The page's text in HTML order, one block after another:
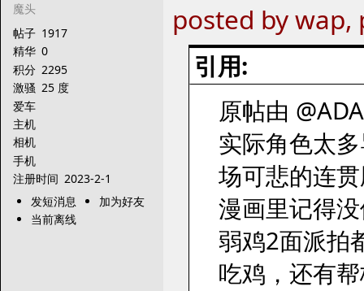
魔头
帖子 1917
精华 0
积分 2295
激骚 25 度
爱车
主机
相机
手机
注册时间 2023-2-1
发短消息
加为好友
当前离线
posted by
引用:
原帖由
实际角色太
场可悲的连
漫画里记得
弱鸡2面派拍
吃鸡，还有